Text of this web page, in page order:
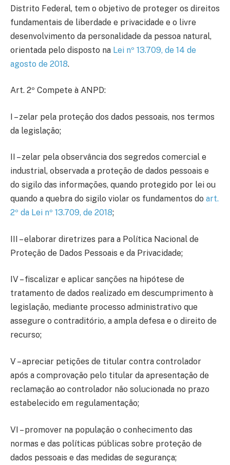
Distrito Federal, tem o objetivo de proteger os direitos
fundamentais de liberdade e privacidade e o livre
desenvolvimento da personalidade da pessoa natural,
orientada pelo disposto na Lei nº 13.709, de 14 de
agosto de 2018.
Art. 2º Compete à ANPD:
I – zelar pela proteção dos dados pessoais, nos termos
da legislação;
II – zelar pela observância dos segredos comercial e
industrial, observada a proteção de dados pessoais e
do sigilo das informações, quando protegido por lei ou
quando a quebra do sigilo violar os fundamentos do art.
2º da Lei nº 13.709, de 2018;
III – elaborar diretrizes para a Política Nacional de
Proteção de Dados Pessoais e da Privacidade;
IV – fiscalizar e aplicar sanções na hipótese de
tratamento de dados realizado em descumprimento à
legislação, mediante processo administrativo que
assegure o contraditório, a ampla defesa e o direito de
recurso;
V – apreciar petições de titular contra controlador
após a comprovação pelo titular da apresentação de
reclamação ao controlador não solucionada no prazo
estabelecido em regulamentação;
VI – promover na população o conhecimento das
normas e das políticas públicas sobre proteção de
dados pessoais e das medidas de segurança;